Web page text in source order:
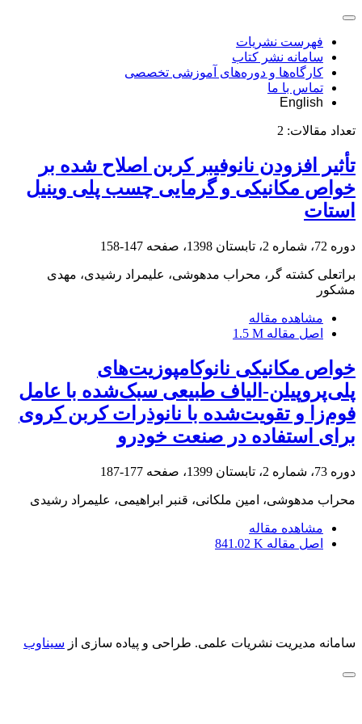
فهرست نشریات
سامانه نشر کتاب
کارگاه‌ها و دوره‌های آموزشی تخصصی
تماس با ما
English
تعداد مقالات: 2
تأثیر افزودن نانوفیبر کربن اصلاح شده بر
خواص مکانیکی و گرمایی چسب پلی وینیل
استات
دوره 72، شماره 2، تابستان 1398، صفحه 147-158
براتعلی کشته گر، محراب مدهوشی، علیمراد رشیدی، مهدی
مشکور
مشاهده مقاله
اصل مقاله 1.5 M
خواص مکانیکی نانوکامپوزیت‌های
پلی‌پروپیلن-الیاف‌ طبیعی سبک‌شده با عامل
فوم‌زا و تقویت‌شده با نانوذرات کربن کروی
برای استفاده در صنعت خودرو
دوره 73، شماره 2، تابستان 1399، صفحه 177-187
محراب مدهوشی، امین ملکانی، قنبر ابراهیمی، علیمراد رشیدی
مشاهده مقاله
اصل مقاله 841.02 K
سامانه مدیریت نشریات علمی. طراحی و پیاده سازی از سیناوب